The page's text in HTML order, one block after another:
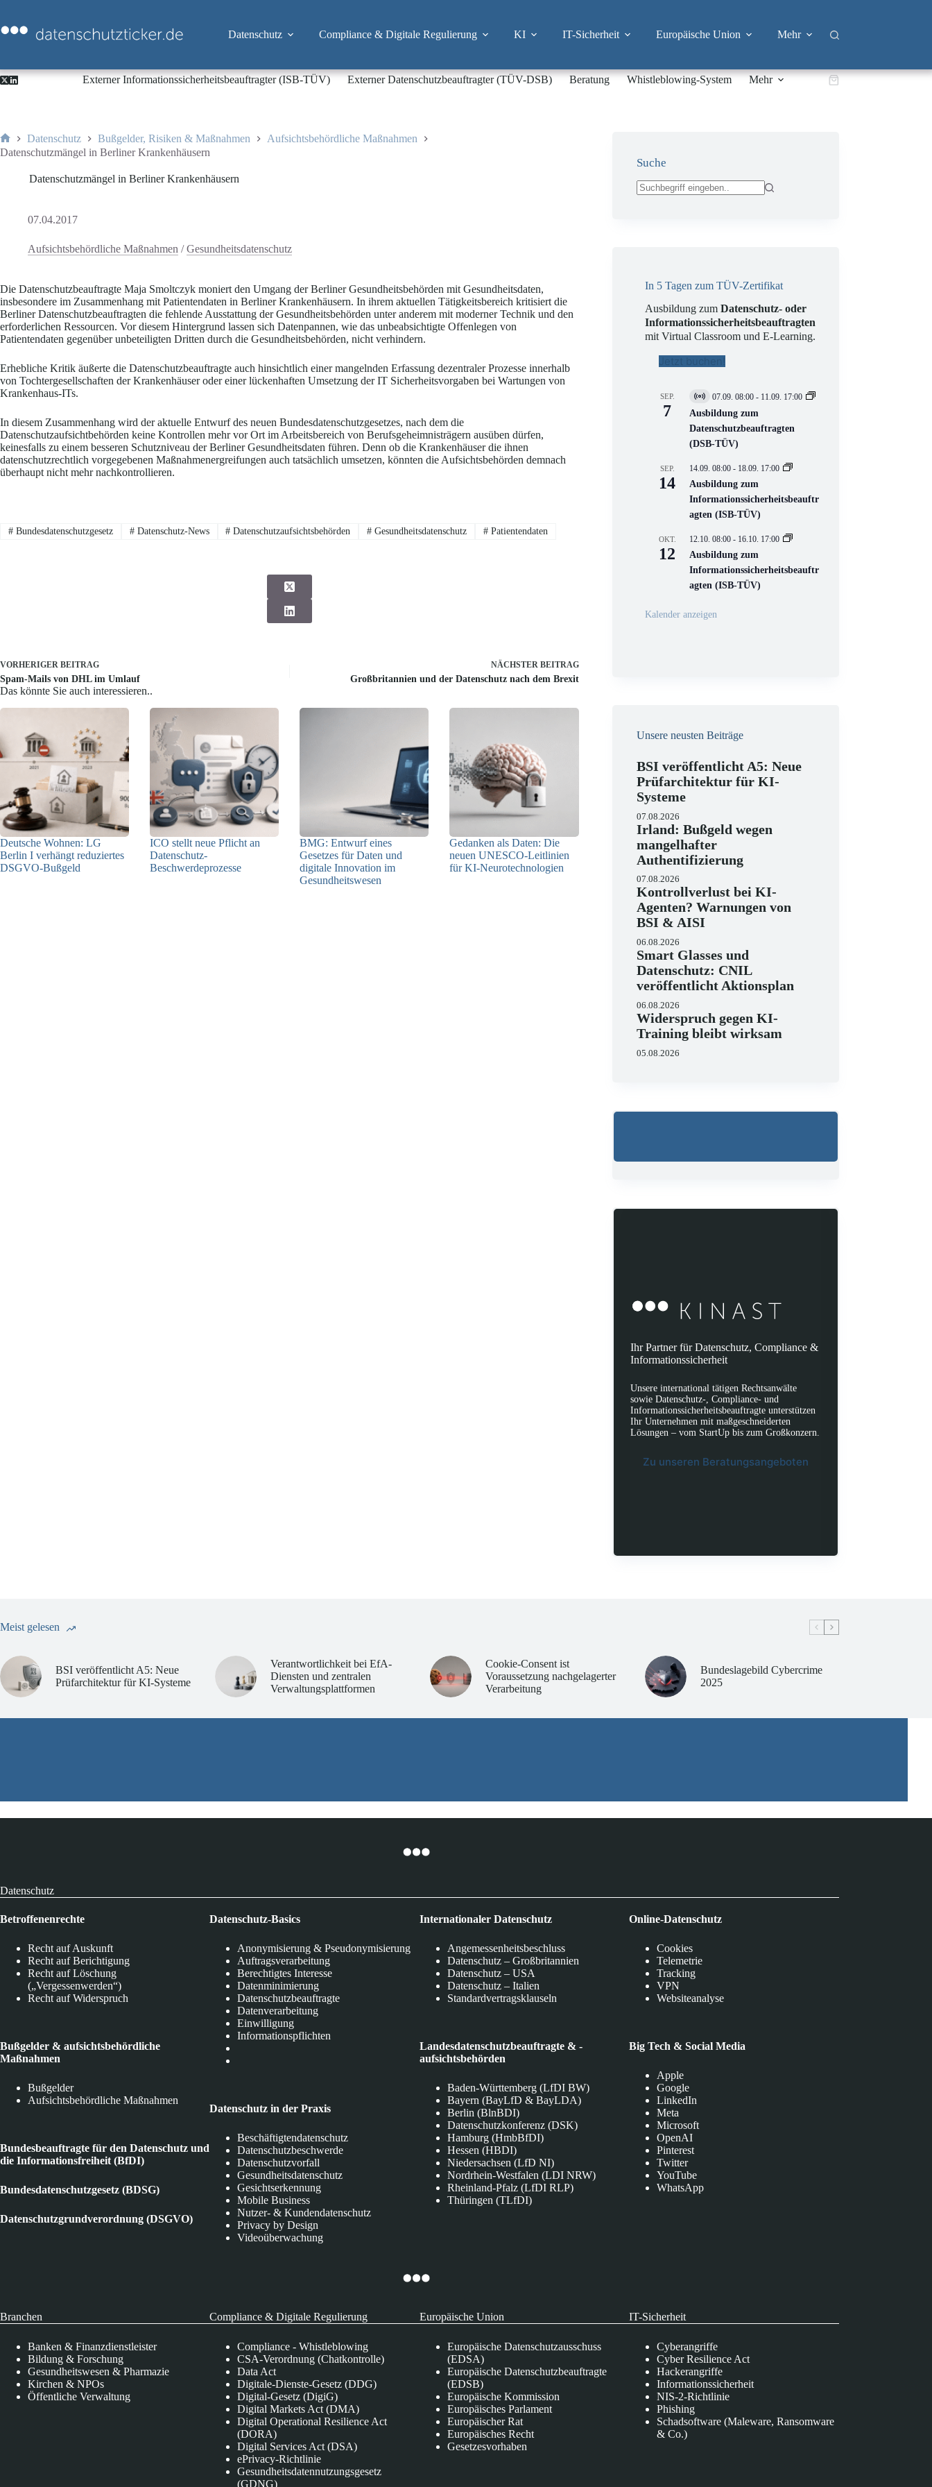
springen
Datenschutz Compliance & Digitale Regulierung KI IT-Sicherheit Europäische Union Mehr
Externer Informationssicherheitsbeauftragter (ISB-TÜV) Externer Datenschutzbeauftragter (TÜV-DSB) Beratung Whistleblowing-System Mehr Warenkorb
Start
Datenschutz Bußgelder, Risiken & Maßnahmen
Aufsichtsbehördliche Maßnahmen
Datenschutzmängel in Berliner Krankenhäusern
Datenschutzmängel in Berliner Krankenhäusern
07.04.2017
Aufsichtsbehördliche Maßnahmen /Gesundheitsdatenschutz
Die Datenschutzbeauftragte Maja Smoltczyk moniert den Umgang der Berliner Gesundheitsbehörden mit Gesundheitsdaten,
insbesondere im Zusammenhang mit Patientendaten in Berliner Krankenhäusern. In ihrem aktuellen Tätigkeitsbereich kritisiert die
Berliner Datenschutzbeauftragten die fehlende Ausstattung der Gesundheitsbehörden unter anderem mit moderner Technik und den
erforderlichen Ressourcen. Vor diesem Hintergrund lassen sich Datenpannen, wie das unbeabsichtigte Offenlegen von
Patientendaten gegenüber unbeteiligten Dritten durch die Gesundheitsbehörden, nicht verhindern.
Erhebliche Kritik äußerte die Datenschutzbeauftragte auch hinsichtlich einer mangelnden Erfassung dezentraler Prozesse innerhalb
von Tochtergesellschaften der Krankenhäuser oder einer lückenhaften Umsetzung der IT Sicherheitsvorgaben bei Wartungen von
Krankenhaus-ITs.
In diesem Zusammenhang wird der aktuelle Entwurf des neuen Bundesdatenschutzgesetzes, nach dem die
Datenschutzaufsichtbehörden keine Kontrollen mehr vor Ort im Arbeitsbereich von Berufsgeheimnisträgern ausüben dürfen,
keinesfalls zu einem besseren Schutzniveau der Berliner Gesundheitsdaten führen. Denn ob die Krankenhäuser die ihnen
datenschutzrechtlich vorgegebenen Maßnahmenergreifungen auch tatsächlich umsetzen, könnten die Aufsichtsbehörden demnach
überhaupt nicht mehr nachkontrollieren.
#Bundesdatenschutzgesetz #Datenschutz-News # Datenschutzaufsichtsbehörden # Gesundheitsdatenschutz # Patientendaten
VORHERIGER BEITRAG
Spam-Mails von DHL im Umlauf
NÄCHSTER BEITRAG
Großbritannien und der Datenschutz nach dem Brexit
Das könnte Sie auch interessieren..
Deutsche Wohnen: LG
Berlin I verhängt reduziertes
DSGVO-Bußgeld
ICO stellt neue Pflicht an
Datenschutz-
Beschwerdeprozesse
BMG: Entwurf eines
Gesetzes für Daten und
digitale Innovation im
Gesundheitswesen
Gedanken als Daten: Die
neuen UNESCO-Leitlinien
für KI-Neurotechnologien
Suche
In 5 Tagen zum TÜV-Zertifikat
Ausbildung zumDatenschutz- oder
Informationssicherheitsbeauftragten
mit Virtual Classroom und E-Learning.
Jetzt buchen!
SEP.
7
V
i
t
u
l
V
e
r
n
s
t
a
t
n
07.09. 08:00 - 11.09. 17:00
Ausbildung zum
Datenschutzbeauftragten
(DSB-TÜV)
SEP.
14
14.09. 08:00 - 18.09. 17:00
Ausbildung zum
Informationssicherheitsbeauftr
agten (ISB-TÜV)
OKT.
12
12.10. 08:00 - 16.10. 17:00
Ausbildung zum
Informationssicherheitsbeauftr
agten (ISB-TÜV)
Kalender anzeigen
Unsere neusten Beiträge
BSI veröffentlicht A5: Neue
Prüfarchitektur für KI-
Systeme
07.08.2026
Irland: Bußgeld wegen
mangelhafter
Authentifizierung
07.08.2026
Kontrollverlust bei KI-
Agenten? Warnungen von
BSI & AISI
06.08.2026
Smart Glasses und
Datenschutz: CNIL
veröffentlicht Aktionsplan
06.08.2026
Widerspruch gegen KI-
Training bleibt wirksam
05.08.2026
Ihr Partner für Datenschutz, Compliance &
Informationssicherheit
Unsere international tätigen Rechtsanwälte
sowie Datenschutz-, Compliance- und
Informationssicherheitsbeauftragte unterstützen
Ihr Unternehmen mit maßgeschneiderten
Lösungen – vom StartUp bis zum Großkonzern.
Zu unseren Beratungsangeboten
Meist gelesen
BSI veröffentlicht A5: Neue
Prüfarchitektur für KI-Systeme
Verantwortlichkeit bei EfA-
Diensten und zentralen
Verwaltungsplattformen
Cookie-Consent ist
Voraussetzung nachgelagerter
Verarbeitung
Bundeslagebild Cybercrime
2025
Datenschutz
Betroffenenrechte
Recht auf Auskunft
Recht auf Berichtigung
Recht auf Löschung
(„Vergessenwerden“)
Recht auf Widerspruch
Bußgelder & aufsichtsbehördliche
Maßnahmen
Bußgelder
Aufsichtsbehördliche Maßnahmen
Bundesbeauftragte für den Datenschutz und
die Informationsfreiheit (BfDI)
Bundesdatenschutzgesetz (BDSG)
Datenschutzgrundverordnung (DSGVO)
Datenschutz-Basics
Anonymisierung & Pseudonymisierung
Auftragsverarbeitung
Berechtigtes Interesse
Datenminimierung
Datenschutzbeauftragte
Datenverarbeitung
Einwilligung
Informationspflichten
Datenschutz in der Praxis
Beschäftigtendatenschutz
Datenschutzbeschwerde
Datenschutzvorfall
Gesundheitsdatenschutz
Gesichtserkennung
Mobile Business
Nutzer- & Kundendatenschutz
Privacy by Design
Videoüberwachung
Internationaler Datenschutz
Angemessenheitsbeschluss
Datenschutz – Großbritannien
Datenschutz – USA
Datenschutz – Italien
Standardvertragsklauseln
Landesdatenschutzbeauftragte & -
aufsichtsbehörden
Baden-Württemberg (LfDI BW)
Bayern (BayLfD & BayLDA)
Berlin (BlnBDI)
Datenschutzkonferenz (DSK)
Hamburg (HmbBfDI)
Hessen (HBDI)
Niedersachsen (LfD NI)
Nordrhein-Westfalen (LDI NRW)
Rheinland-Pfalz (LfDI RLP)
Thüringen (TLfDI)
Online-Datenschutz
Cookies
Telemetrie
Tracking
VPN
Websiteanalyse
Big Tech & Social Media
Apple
Google
LinkedIn
Meta
Microsoft
OpenAI
Pinterest
Twitter
YouTube
WhatsApp
Branchen
Banken & Finanzdienstleister
Bildung & Forschung
Gesundheitswesen & Pharmazie
Kirchen & NPOs
Öffentliche Verwaltung
Compliance & Digitale Regulierung
Compliance - Whistleblowing
CSA-Verordnung (Chatkontrolle)
Data Act
Digitale-Dienste-Gesetz (DDG)
Digital-Gesetz (DigiG)
Digital Markets Act (DMA)
Digital Operational Resilience Act
(DORA)
Digital Services Act (DSA)
ePrivacy-Richtlinie
Gesundheitsdatennutzungsgesetz
(GDNG)
Europäische Union
Europäische Datenschutzausschuss
(EDSA)
Europäische Datenschutzbeauftragte
(EDSB)
Europäische Kommission
Europäisches Parlament
Europäischer Rat
Europäisches Recht
Gesetzesvorhaben
IT-Sicherheit
Cyberangriffe
Cyber Resilience Act
Hackerangriffe
Informationssicherheit
NIS-2-Richtlinie
Phishing
Schadsoftware (Maleware, Ransomware
& Co.)